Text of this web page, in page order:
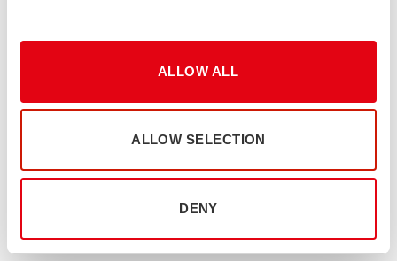
ALLOW ALL
ALLOW SELECTION
DENY
asianmukaisesti”, kertoo Stalatuben EQHS
manager Teppo Lassila.
KatsotäältäStalatuben ajantasaiset sertifikaatit.